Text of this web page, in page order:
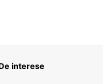
interese